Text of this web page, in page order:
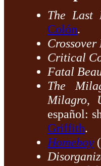
The Last
Colón.
Crossover
Critical
Fatal
The
Milagro,
español:
Griffith.
Homeboy